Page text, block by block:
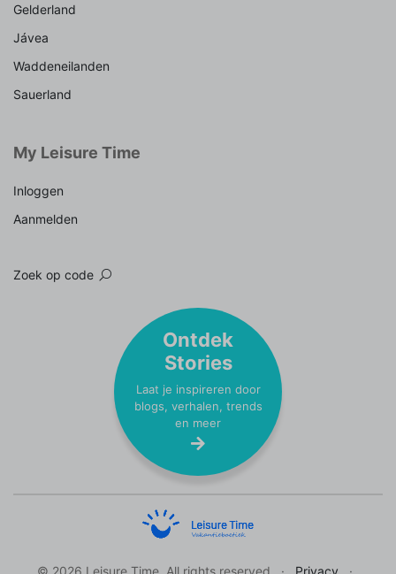
Gelderland
Jávea
Waddeneilanden
Sauerland
My Leisure Time
Inloggen
Aanmelden
Zoek op code
Ontdek
Stories
Laat je inspireren door
blogs, verhalen, trends
en meer
© 2026 Leisure Time. All rights reserved Privacy